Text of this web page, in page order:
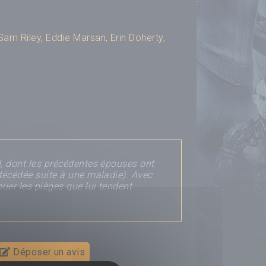
Riley, Eddie Marsan, Erin Doherty,
dont les précédentes épouses ont
suite à une maladie). Avec
les pièges que lui tendent
Déposer un avis